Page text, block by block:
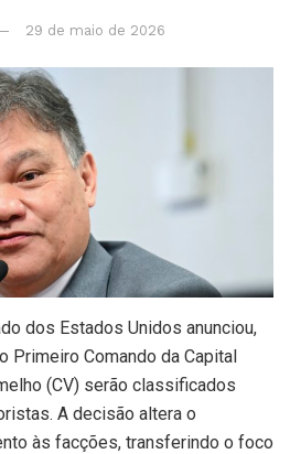
29 de maio de 2026
dos Estados Unidos anunciou,
Primeiro Comando da Capital
(CV) serão classificados
A decisão altera o
às facções, transferindo o foco